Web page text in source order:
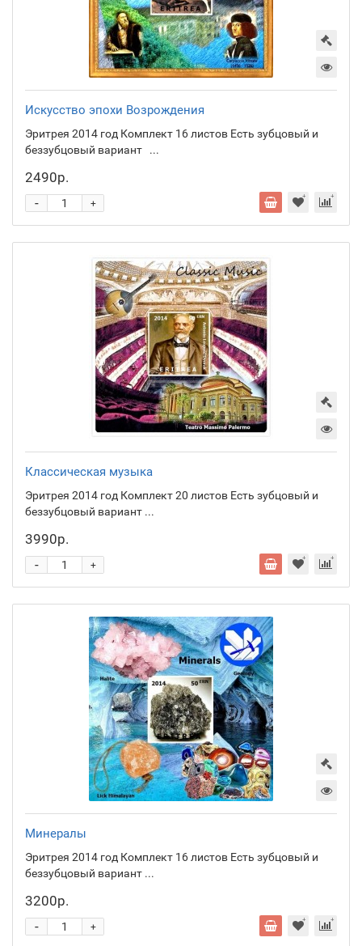
Искусство эпохи Возрождения
Эритрея 2014 год Комплект 16 листов Есть зубцовый и
беззубцовый вариант ...
2490р.
+
-
Классическая музыка
Эритрея 2014 год Комплект 20 листов Есть зубцовый и
беззубцовый вариант ...
3990р.
+
-
Минералы
Эритрея 2014 год Комплект 16 листов Есть зубцовый и
беззубцовый вариант ...
3200р.
+
-